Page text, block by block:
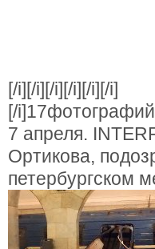
[/i][/i][/i][/i][/i][/i]
[/
7 апреля.
Ортикова,
петербургском